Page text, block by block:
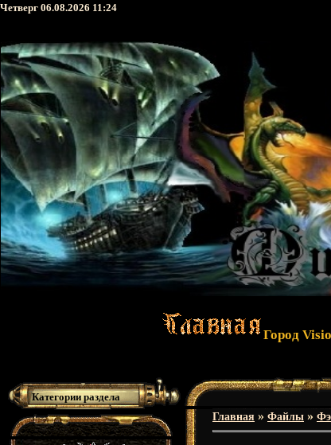
Четверг 06.08.2026 11:24
Город
Категории раздела
Главная » Файлы »